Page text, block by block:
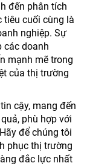
đến phân tích
tiêu cuối cùng là
nghiệp. Sự
các doanh
mạnh mẽ trong
của thị trường
cậy, mang đến
phù hợp với
để chúng tôi
phục thị trường
đắc lực nhất